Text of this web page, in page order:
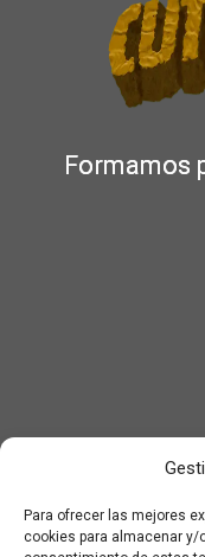
Para ofrecer las mejores
cookies para almacenar y/
Formamos
Más